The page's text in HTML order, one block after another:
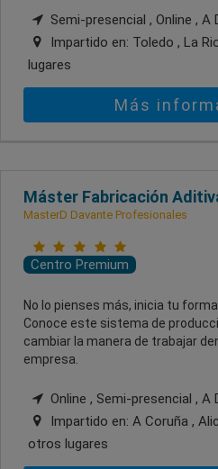
Semi-presencial , Online , A
Impartido en: Toledo , La
lugares
Más
Máster Fabricación
MasterD Davante Profesionales
Centro Premium
No lo pienses más, inicia tu
Conoce este sistema de
cambiar la manera de trabajar
empresa.
Online , Semi-presencial , A
Impartido en: A Coruña ,
otros lugares